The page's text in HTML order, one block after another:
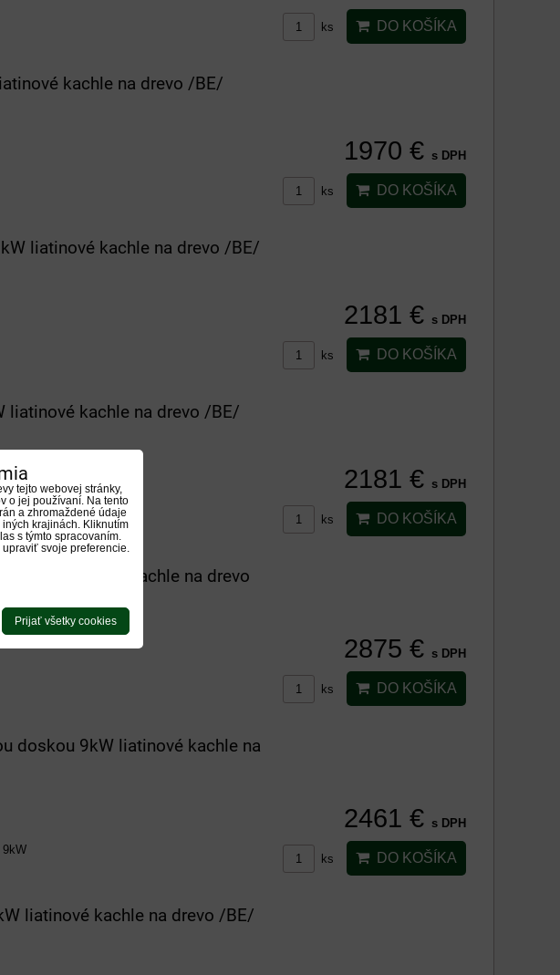
ks DO KOŠÍKA
kachle na drevo /BE/
1970 € s DPH
ks DO KOŠÍKA
liatinové kachle na drevo /BE/
2181 € s DPH
ks DO KOŠÍKA
liatinové kachle na drevo /BE/
2181 € s DPH
ks DO KOŠÍKA
13kW liatinové kachle na drevo
2875 € s DPH
ks DO KOŠÍKA
doskou 9kW liatinové kachle na
9kW
2461 € s DPH
ks DO KOŠÍKA
liatinové kachle na drevo /BE/
tejto webovej stránky,
o jej používaní. Na tento
a zhromaždené údaje
krajinách. Kliknutím
s týmto spracovaním.
svoje preferencie.
Prijať všetky cookies